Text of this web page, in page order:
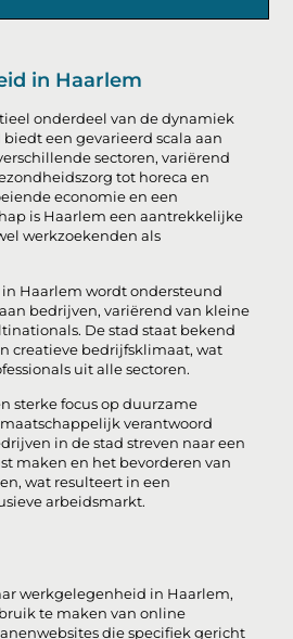
in Haarlem
onderdeel van de dynamiek
een gevarieerd scala aan
sectoren, variërend
tot horeca en
economie en een
is Haarlem een aantrekkelijke
werkzoekenden als
Haarlem wordt ondersteund
bedrijven, variërend van kleine
De stad staat bekend
creatieve bedrijfsklimaat, wat
uit alle sectoren.
sterke focus op duurzame
verantwoord
in de stad streven naar een
maken en het bevorderen van
wat resulteert in een
arbeidsmarkt.
werkgelegenheid in Haarlem,
te maken van online
die specifiek gericht